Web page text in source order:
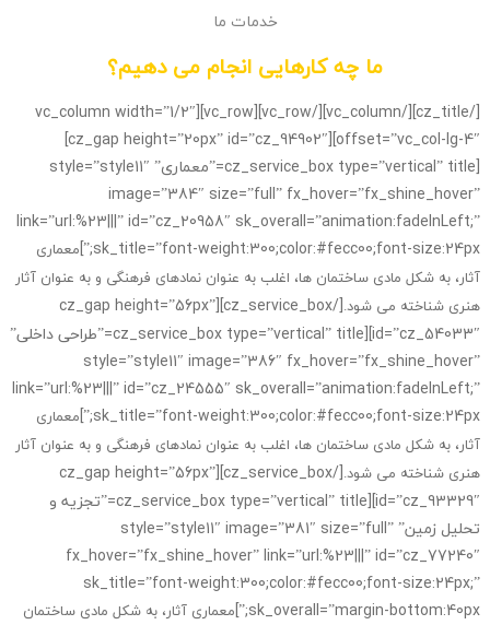
خدمات ما
ما چه کارهایی انجام می دهیم؟
[/cz_title][/vc_column][/vc_row][vc_row][vc_column width=”1/2″
offset=”vc_col-lg-4″][cz_gap height=”20px” id=”cz_94902″]
[cz_service_box type=”vertical” title=”معماری” style=”style11″
image=”384″ size=”full” fx_hover=”fx_shine_hover”
link=”url:%23|||” id=”cz_20958″ sk_overall=”animation:fadeInLeft;”
sk_title=”font-weight:300;color:#fecc00;font-size:24px;”] معماری
آثار، به شکل مادی ساختمان ها، اغلب به عنوان نمادهای فرهنگی و به عنوان آثار
هنری شناخته می شود.
[/cz_service_box][cz_gap height=”56px”
id=”cz_54033″][cz_service_box type=”vertical” title=”طراحی داخلی”
style=”style11″ image=”386″ fx_hover=”fx_shine_hover”
link=”url:%23|||” id=”cz_24555″ sk_overall=”animation:fadeInLeft;”
sk_title=”font-weight:300;color:#fecc00;font-size:24px;”] معماری
آثار، به شکل مادی ساختمان ها، اغلب به عنوان نمادهای فرهنگی و به عنوان آثار
هنری شناخته می شود.
[/cz_service_box][cz_gap height=”56px”
id=”cz_93329″][cz_service_box type=”vertical” title=”تجزیه و
تحلیل زمین” style=”style11″ image=”381″ size=”full”
fx_hover=”fx_shine_hover” link=”url:%23|||” id=”cz_77240″
sk_title=”font-weight:300;color:#fecc00;font-size:24px;”
sk_overall=”margin-bottom:40px;”] معماری آثار، به شکل مادی ساختمان